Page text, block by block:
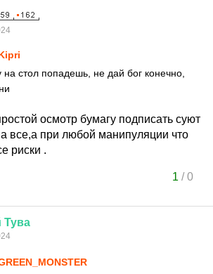
на стол попадешь, не дай бог конечно,
осмотр бумагу подписать суют
все,а при любой манипуляции что
риски .
1 /0
Тува